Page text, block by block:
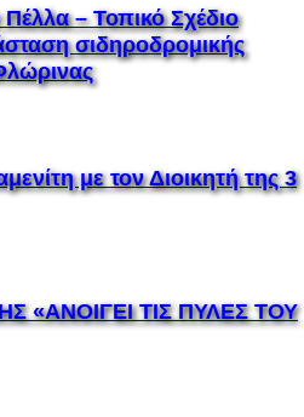
– Τοπικό Σχέδιο
σιδηροδρομικής
με τον Διοικητή της 3
«ΑΝΟΙΓΕΙ ΤΙΣ ΠΥΛΕΣ ΤΟΥ